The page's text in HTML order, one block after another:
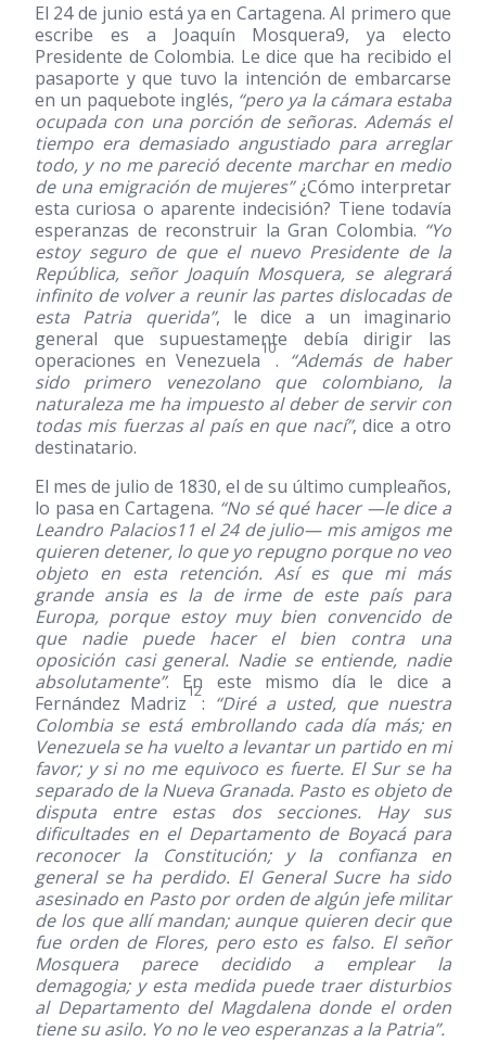
El 24 de junio está ya en Cartagena. Al primero que
escribe es a Joaquín Mosquera9, ya electo
Presidente de Colombia. Le dice que ha recibido el
pasaporte y que tuvo la intención de embarcarse
en un paquebote inglés, “pero ya la cámara estaba
ocupada con una porción de señoras. Además el
tiempo era demasiado angustiado para arreglar
todo, y no me pareció decente marchar en medio
de una emigración de mujeres”¿Cómo interpretar
esta curiosa o aparente indecisión? Tiene todavía
esperanzas de reconstruir la Gran Colombia. “Yo
estoy seguro de que el nuevo Presidente de la
República, señor Joaquín Mosquera, se alegrará
infinito de volver a reunir las partes dislocadas de
esta Patria querida”, le dice a un imaginario
general que supuestamente debía dirigir las
operaciones en Venezuela
10
. “Además de haber
sido primero venezolano que colombiano, la
naturaleza me ha impuesto al deber de servir con
todas mis fuerzas al país en que nací”, dice a otro
destinatario.
El mes de julio de 1830, el de su último cumpleaños,
lo pasa en Cartagena. “No sé qué hacer —le dice a
Leandro Palacios11 el 24 de julio— mis amigos me
quieren detener, lo que yo repugno porque no veo
objeto en esta retención. Así es que mi más
grande ansia es la de irme de este país para
Europa, porque estoy muy bien convencido de
que nadie puede hacer el bien contra una
oposición casi general. Nadie se entiende, nadie
absolutamente”. En este mismo día le dice a
Fernández Madriz
12
: “Diré a usted, que nuestra
Colombia se está embrollando cada día más; en
Venezuela se ha vuelto a levantar un partido en mi
favor; y si no me equivoco es fuerte. El Sur se ha
separado de la Nueva Granada. Pasto es objeto de
disputa entre estas dos secciones. Hay sus
dificultades en el Departamento de Boyacá para
reconocer la Constitución; y la confianza en
general se ha perdido. El General Sucre ha sido
asesinado en Pasto por orden de algún jefe militar
de los que allí mandan; aunque quieren decir que
fue orden de Flores, pero esto es falso. El señor
Mosquera parece decidido a emplear la
demagogia; y esta medida puede traer disturbios
al Departamento del Magdalena donde el orden
tiene su asilo. Yo no le veo esperanzas a la Patria”.